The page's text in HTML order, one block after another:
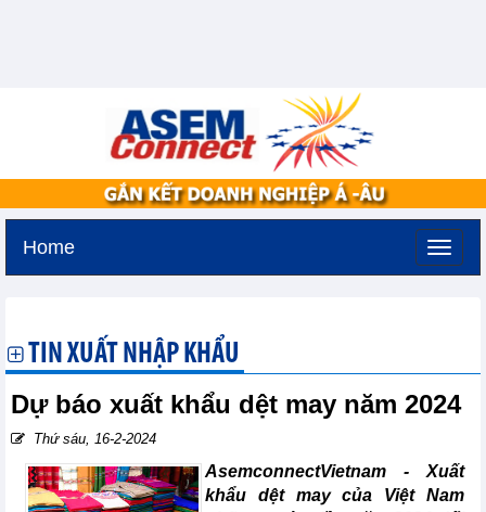
Home
TIN XUẤT NHẬP KHẨU
Dự báo xuất khẩu dệt may năm 2024
Thứ sáu, 16-2-2024
AsemconnectVietnam - Xuất
khẩu dệt may của Việt Nam